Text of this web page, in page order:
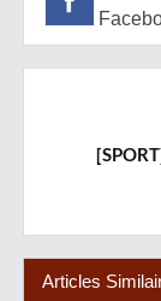
Articles